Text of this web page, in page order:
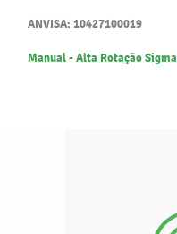
ANVISA: 10427100019
Manual - Alta Rotação